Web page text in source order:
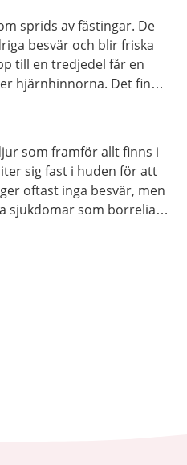
sprids av fästingar. De
besvär och blir friska
till en tredjedel får en
hjärnhinnorna. Det finns
som framför allt finns i
sig fast i huden för att
oftast inga besvär, men
sjukdomar som borrelia